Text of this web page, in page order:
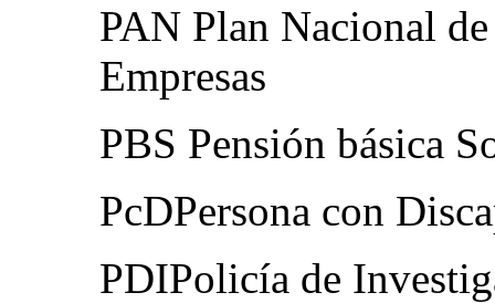
PAN Plan Nacional
Empresas
PBS Pensión básica
PcDPersona con
PDIPolicía de